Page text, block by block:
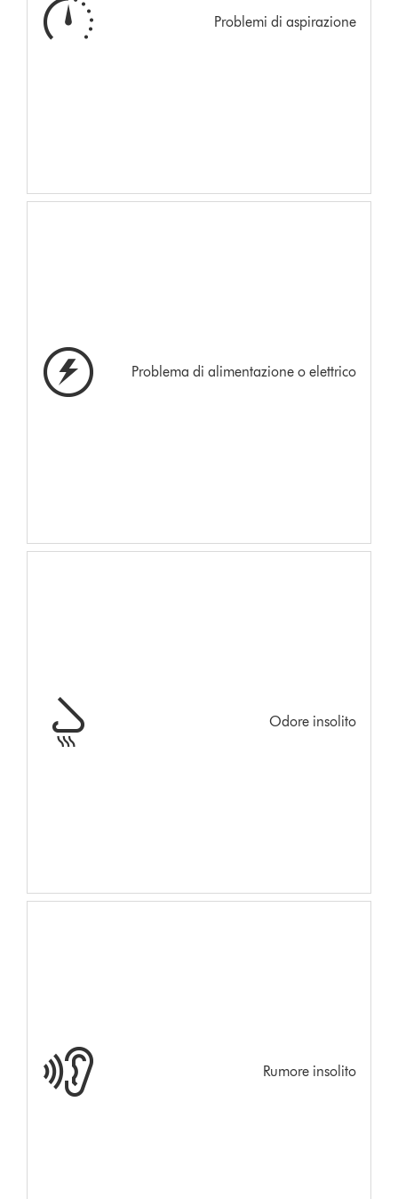
Problemi di aspirazione
Problema di alimentazione o elettrico
Odore insolito
Rumore insolito